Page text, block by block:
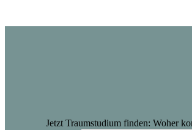
Jetzt Traumstudium finden: Woher